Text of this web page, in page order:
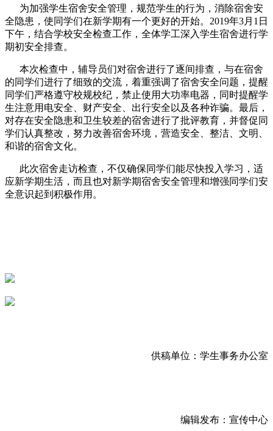
为加强学生宿舍安全管理，规范学生的行为，消除宿舍安
全隐患，使同学们在新学期有一个更好的开始。2019年3月1日
下午，结合学校安全检查工作，全体学工深入学生宿舍进行学
期初安全排查。
本次检查中，辅导员们对宿舍进行了逐间排查，与在宿舍
的同学们进行了细致的交流，着重强调了宿舍安全问题，提醒
同学们严格遵守校规校纪，禁止使用大功率电器，同时提醒学
生注意用电安全、财产安全、出行安全以及各种诈骗。最后，
对存在安全隐患和卫生较差的宿舍进行了批评教育，并督促同
学们认真整改，努力改善宿舍环境，营造安全、整洁、文明、
和谐的宿舍文化。
此次宿舍走访检查，不仅确保同学们能尽快投入学习，适
应新学期生活，而且也对新学期宿舍安全管理和增强同学们安
全意识起到积极作用。
供稿单位：学生事务办公室
编辑发布：宣传中心